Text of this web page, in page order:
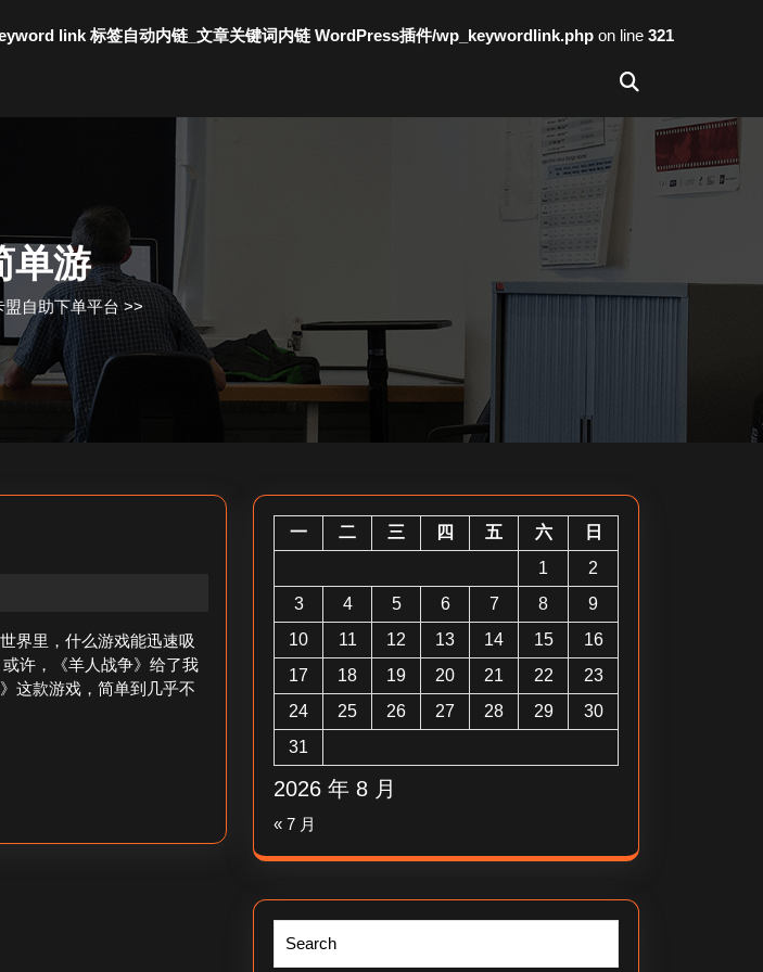
link 标签自动内链_文章关键词内链 WordPress插件/wp_keywordlink.php on line 321
单游
盟自助下单平台>>
么
游
戏
界里，什么游戏能迅速吸
许，《羊人战争》给了我
这款游戏，简单到几乎不
2026 年 8 月
一 二 三 四 五 六
日
1
2
3
4 5 6 7 8
9
10
11 12 13 14 15
16
17
18 19 20 21 22
23
24
25 26 27 28 29
30
31
« 7 月